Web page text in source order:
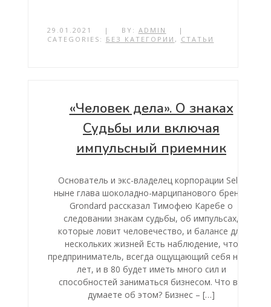
29.01.2021 | BY: ADMIN
|
CATEGORIES: БЕЗ КАТЕГОРИИ , СТАТЬИ
«Человек дела». О знаках
Судьбы или включая
импульсный приемник
Основатель и экс-владелец корпорации Sela,
ныне глава шоколадно-марципанового бренда
Grondard рассказал Тимофею Каребе о
следовании знакам судьбы, об импульсах,
которые ловит человечество, и балансе для
нескольких жизней Есть наблюдение, что
предприниматель, всегда ощущающий себя на 35
лет, и в 80 будет иметь много сил и
способностей заниматься бизнесом. Что вы
думаете об этом? Бизнес – […]